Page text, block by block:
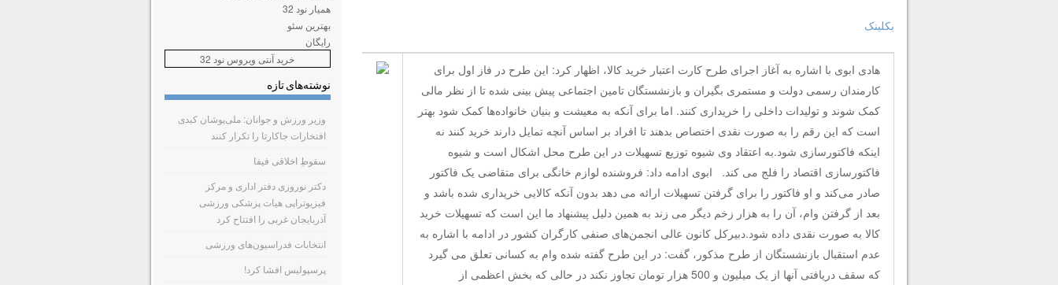
بکلینک
هادی ابوی با اشاره به آغاز اجرای طرح کارت اعتبار خرید کالا، اظهار کرد: این طرح در فاز اول برای
کارمندان رسمی دولت و مستمری بگیران و بازنشستگان تامین اجتماعی پیش بینی شده تا از نظر مالی
کمک شوند و تولیدات داخلی را خریداری کنند. اما برای آنکه به معیشت و بنیان خانواده‌ها کمک شود بهتر
است که این رقم را به صورت نقدی اختصاص بدهند تا افراد بر اساس آنچه تمایل دارند خرید کنند نه
اینکه فاکتورسازی شود.به اعتقاد وی شیوه توزیع تسهیلات در این طرح محل اشکال است و شیوه
فاکتورسازی اقتصاد را فلج می کند. ابوی ادامه داد: فروشنده لوازم خانگی برای متقاضی یک فاکتور
صادر می‌کند و او فاکتور را برای گرفتن تسهیلات ارائه می دهد بدون آنکه کالایی خریداری شده باشد و
بعد از گرفتن وام، آن را به هزار زخم دیگر می زند به همین دلیل پیشنهاد ما این است که تسهیلات خرید
کالا به صورت نقدی داده شود.دبیرکل کانون عالی انجمن‌های صنفی کارگران کشور در ادامه با اشاره به
عدم استقبال بازنشستگان از طرح مذکور، گفت: در این طرح گفته شده وام به کسانی تعلق می گیرد
که سقف دریافتی آنها از یک میلیون و 500 هزار تومان تجاوز نکند در حالی که بخش اعظمی از
همیار نود 32
بهترین سئو
رایگان
خرید آنتی ویروس نود 32
نوشته‌های تازه
وزیر ورزش و جوانان: ملی‌پوشان کبدی
افتخارات جاکارتا را تکرار کنند
سقوطِ اخلاقی فیفا
دکتر نوروزی دفتر اداری و مرکز
فیزیوتراپی هیات پزشکی ورزشی
آذربایجان غربی را افتتاح کرد
انتخابات فدراسیون‌های ورزشی
پرسپولیس افشا کرد!